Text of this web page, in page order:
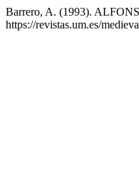
Barrero, A. (1993).
https://revistas.um.es/